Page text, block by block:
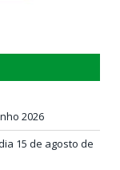
2026
15 de agosto de